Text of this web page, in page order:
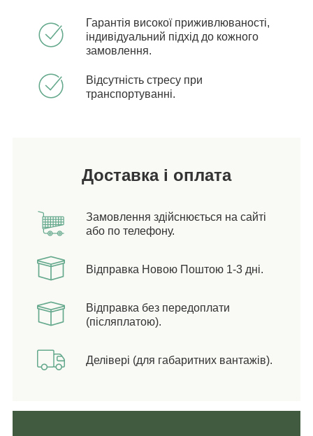
Гарантія високої приживлюваності,
індивідуальний підхід до кожного
замовлення.
Відсутність стресу при
транспортуванні.
Доставка і оплата
Замовлення здійснюється на сайті
або по телефону.
Відправка Новою Поштою 1-3 дні.
Відправка без передоплати
(післяплатою).
Делівері (для габаритних вантажів).